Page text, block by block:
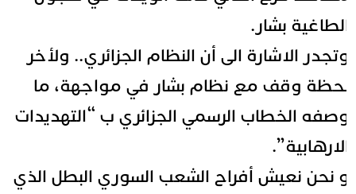
بشار.
الاشارة الى أن النظام الجزائري.. ولأخر
وقف مع نظام بشار في مواجهة، ما
الخطاب الرسمي الجزائري ب “التهديدات
نحن نعيش أفراح الشعب السوري البطل الذي